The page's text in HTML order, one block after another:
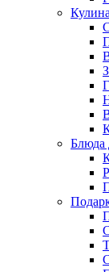
Блюда